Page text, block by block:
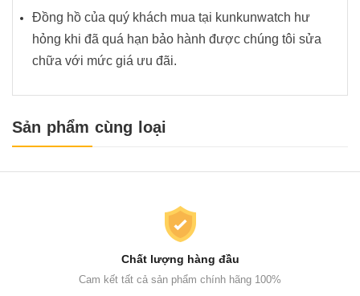
Đồng hồ của quý khách mua tại kunkunwatch hư
hỏng khi đã quá hạn bảo hành được chúng tôi sửa
chữa với mức giá ưu đãi.
Sản phẩm cùng loại
Chất lượng hàng đầu
Cam kết tất cả sản phẩm chính hãng 100%